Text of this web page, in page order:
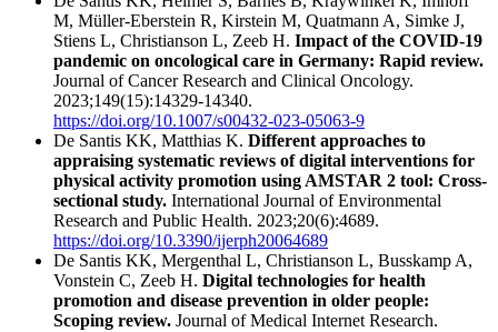
M, Müller-Eberstein R, Kirstein M, Quatmann A, Simke J,
Stiens L, Christianson L, Zeeb H. Impact of the COVID-19
pandemic on oncological care in Germany: Rapid review.
Journal of Cancer Research and Clinical Oncology.
2023;149(15):14329-14340.
https://doi.org/10.1007/s00432-023-05063-9
De Santis KK, Matthias K. Different approaches to
appraising systematic reviews of digital interventions for
physical activity promotion using AMSTAR 2 tool: Cross-
sectional study. International Journal of Environmental
Research and Public Health. 2023;20(6):4689.
https://doi.org/10.3390/ijerph20064689
De Santis KK, Mergenthal L, Christianson L, Busskamp A,
Vonstein C, Zeeb H. Digital technologies for health
promotion and disease prevention in older people:
Scoping review. Journal of Medical Internet Research.